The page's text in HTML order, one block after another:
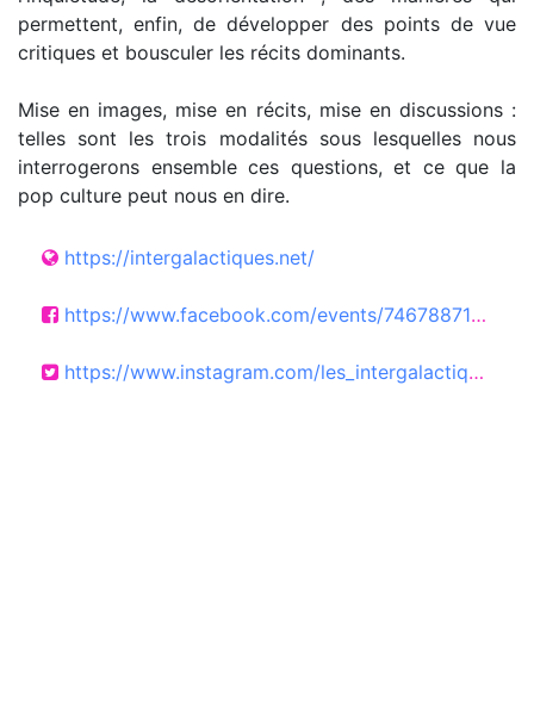
permettent, enfin, de développer des points de vue
critiques et bousculer les récits dominants.
Mise en images, mise en récits, mise en discussions :
telles sont les trois modalités sous lesquelles nous
interrogerons ensemble ces questions, et ce que la
pop culture peut nous en dire.
https://intergalactiques.net/
https://www.facebook.com/events/746788718437785?locale=fr_FR
https://www.instagram.com/les_intergalactiques_festival/